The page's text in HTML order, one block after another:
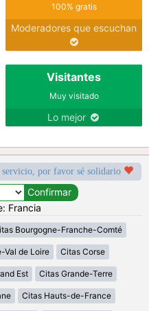
100% gratis
Moderadores que escuchan
Visitantes
Muy visitado
Lo mejor
por favor sé solidario
Francia
Bourgogne-Franche-Comté
Val de Loire Citas Corse
Est Citas Grande-Terre
Citas Hauts-de-France